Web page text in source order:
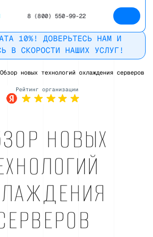
8 (800) 550-99-22
10%! ДОВЕРЬТЕСЬ НАМ И
В СКОРОСТИ НАШИХ УСЛУГ!
Обзор новых технологий охлаждения серверов
НОВЫХ